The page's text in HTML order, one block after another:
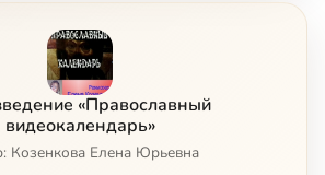
родительская суббота
«Православный
видеокалендарь»
Козенкова Елена Юрьевна